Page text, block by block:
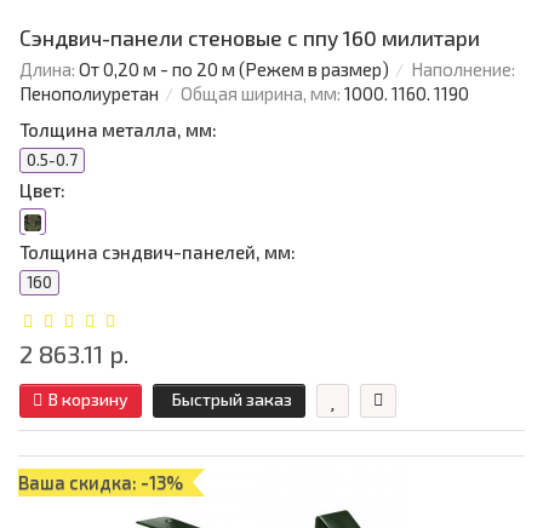
Сэндвич-панели стеновые с ппу 160 милитари
Длина: От 0,20 м - по 20 м (Режем в размер)
Наполнение:
Пенополиуретан
Общая ширина, мм: 1000. 1160. 1190
Толщина металла, мм:
0.5-0.7
Цвет:
Толщина сэндвич-панелей, мм:
160
2 863.11 р.
В корзину Быстрый заказ
Ваша скидка: -13%